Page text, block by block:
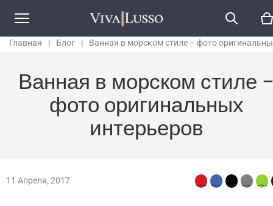
Главная | Блог |
Ванная в морском стиле – фото
Ванная в морском стиле
фото оригинальных
интерьеров
11 Апреля, 2017